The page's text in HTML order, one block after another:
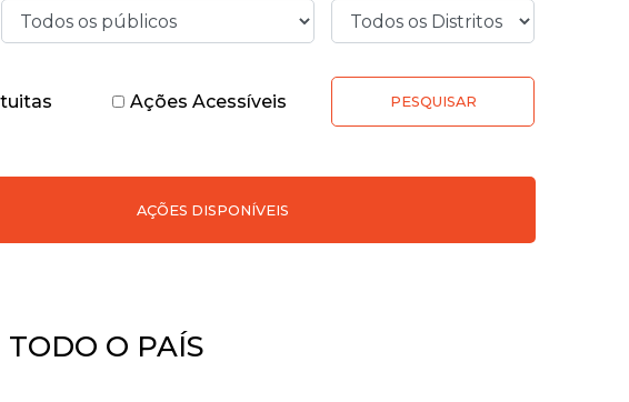
Ações Acessíveis PESQUISAR
AÇÕES DISPONÍVEIS
O PAÍS